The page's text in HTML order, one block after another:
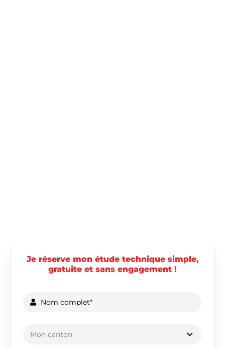
Je réserve mon étude technique simple,
gratuite et sans engagement !